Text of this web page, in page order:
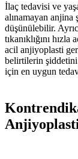
İlaç tedavisi ve
alınamayan
düşünülebilir.
tıkanıklığını
acil anjiyoplasti
belirtilerin
için en uygun